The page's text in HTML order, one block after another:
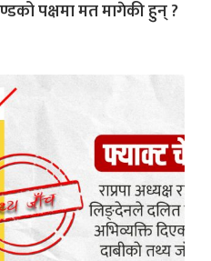
पक्षमा मत मागेकी हुन् ?